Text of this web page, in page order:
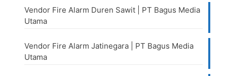
Vendor Fire Alarm Duren Sawit | PT Bagus Media
Utama
Vendor Fire Alarm Jatinegara | PT Bagus Media
Utama